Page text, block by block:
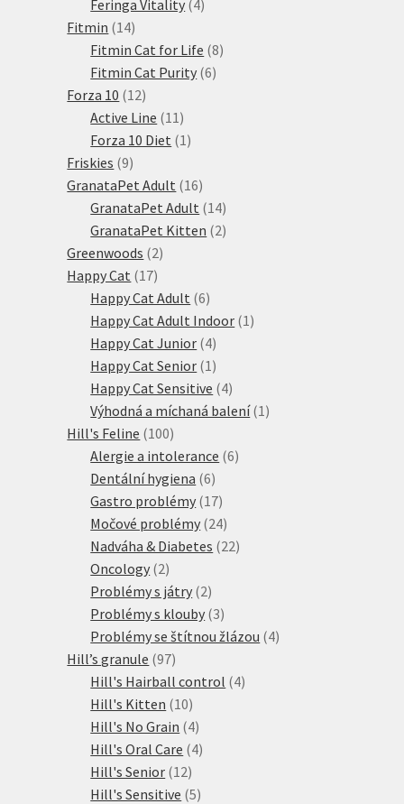
Feringa Vitality 4
Fitmin 1414
produktů
Fitmin Cat for Life 88
Fitmin Cat Purity 66
Forza 10 1212
produktů
Active Line 11 11
produktů
Forza 10 Diet 1 1
Friskies 99
produktů
GranataPet Adult 1616
produktů
GranataPet Adult 1414
produktů
GranataPet Kitten 22
Greenwoods 22
Happy Cat 1717
produktů
Happy Cat Adult 66
produktů
Happy Cat Adult Indoor 1 1
Happy Cat Junior 44
produkty
Happy Cat Senior 1 1
produkt
Happy Cat Sensitive 44
produkty
Výhodná a míchaná balení 1 1
Hill's Feline 100100
produktů
Alergie a intolerance 66
Dentální hygiena 66
produktů
Gastro problémy 1717
produktů
Močové problémy 2424
produktů
Nadváha & Diabetes 2222
Oncology 22
produkty
Problémy s játry 22
produkty
Problémy s klouby 33
produkty
Problémy se štítnou žlázou 44
Hill’s granule 9797
produktů
Hill's Hairball control 44
Hill's Kitten 1010
produktů
Hill's No Grain 44
produkty
Hill's Oral Care 44
Hill's Senior 1212
produktů
Hill's Sensitive 55